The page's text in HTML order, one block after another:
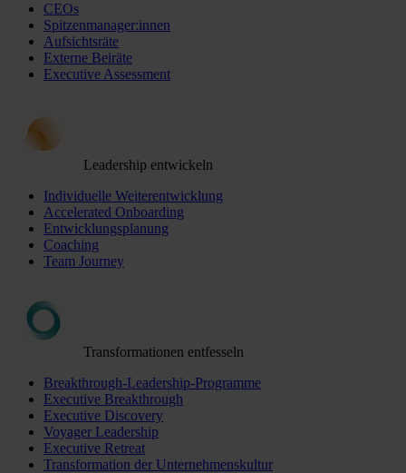
CEOs
Spitzenmanager:innen
Aufsichtsräte
Externe Beiräte
Executive Assessment
Leadership entwickeln
Individuelle Weiterentwicklung
Accelerated Onboarding
Entwicklungsplanung
Coaching
Team Journey
Transformationen entfesseln
Breakthrough-Leadership-Programme
Executive Breakthrough
Executive Discovery
Voyager Leadership
Executive Retreat
Transformation der Unternehmenskultur